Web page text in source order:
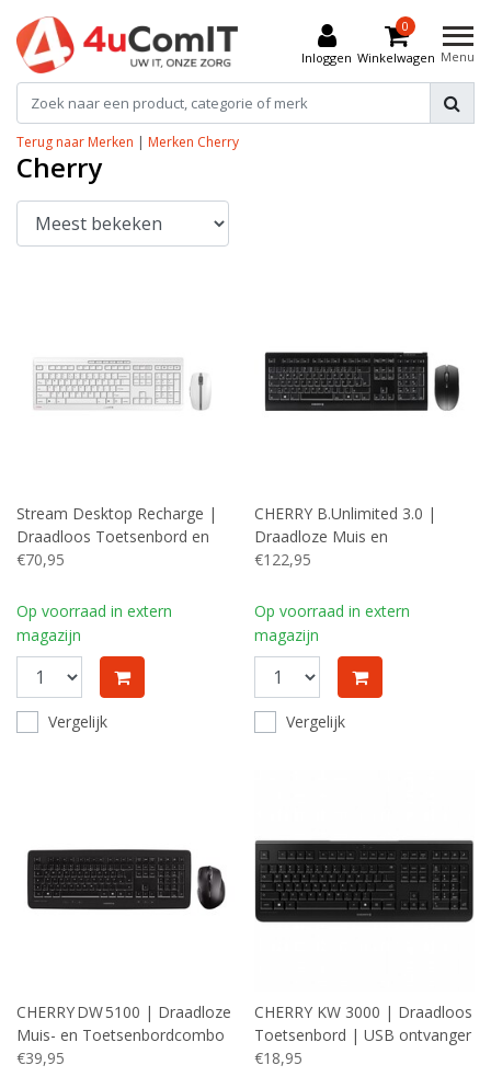
Inloggen
0
Winkelwagen Menu
Terug naar Merken | Merken Cherry
Cherry
Stream Desktop Recharge |
Draadloos Toetsenbord en
Muis | Grijs | USB Receiver
€70,95
Op voorraad in extern
magazijn
Vergelijk
CHERRY B.Unlimited 3.0 |
Draadloze Muis en
Toetsenbordcombo |
€122,95
Op voorraad in extern
magazijn
Vergelijk
CHERRY DW 5100 | Draadloze
Muis- en Toetsenbordcombo
RF | QWERTY US | Zwart
€39,95
CHERRY KW 3000 | Draadloos
Toetsenbord | USB ontvanger
| QWERTY | Zwart
€18,95